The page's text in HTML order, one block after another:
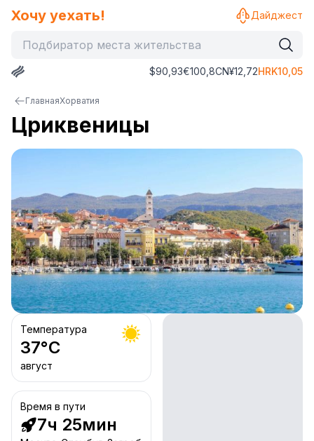
Хочу уехать!
$90,93€100,8CN¥12,72HRK10,05
Дайджест
ГлавнаяХорватия
Цриквеницы
Температура
37°C
август
Время в пути
7ч 25мин